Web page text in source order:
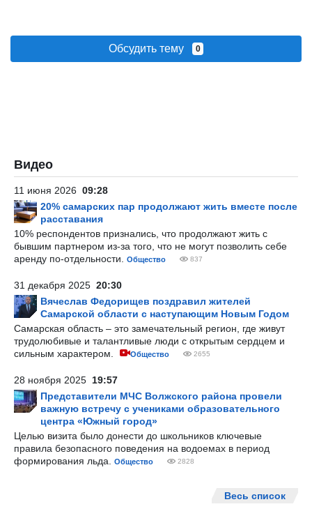
Обсудить тему 0
Видео
11 июня 2026 09:28
20% самарских пар продолжают жить вместе после
расставания
10% респондентов признались, что продолжают жить с
бывшим партнером из-за того, что не могут позволить себе
аренду по-отдельности.
Общество 837
31 декабря 2025 20:30
Вячеслав Федорищев поздравил жителей
Самарской области с наступающим Новым Годом
Самарская область – это замечательный регион, где живут
трудолюбивые и талантливые люди с открытым сердцем и
сильным характером.
Общество 2655
28 ноября 2025 19:57
Представители МЧС Волжского района провели
важную встречу с учениками образовательного
центра «Южный город»
Целью визита было донести до школьников ключевые
правила безопасного поведения на водоемах в период
формирования льда.
Общество 2828
Весь список